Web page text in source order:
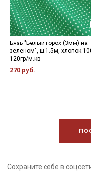
Бязь "Белый горох (3мм) на
зеленом", ш.1.5м, хлопок-
120гр/м.кв
270 руб.
Сохраните себе в